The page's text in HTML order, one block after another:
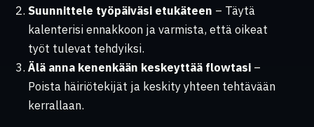
Suunnittele työpäiväsi etukäteen – Täytä
kalenterisi ennakkoon ja varmista, että oikeat
työt tulevat tehdyiksi.
Älä anna kenenkään keskeyttää flowtasi –
Poista häiriötekijät ja keskity yhteen tehtävään
kerrallaan.